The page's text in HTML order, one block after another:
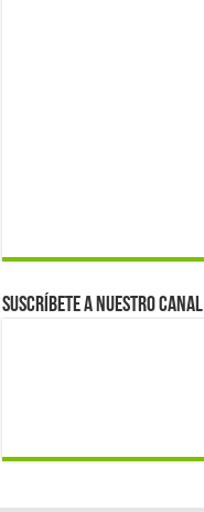
Suscríbete a nuestro canal